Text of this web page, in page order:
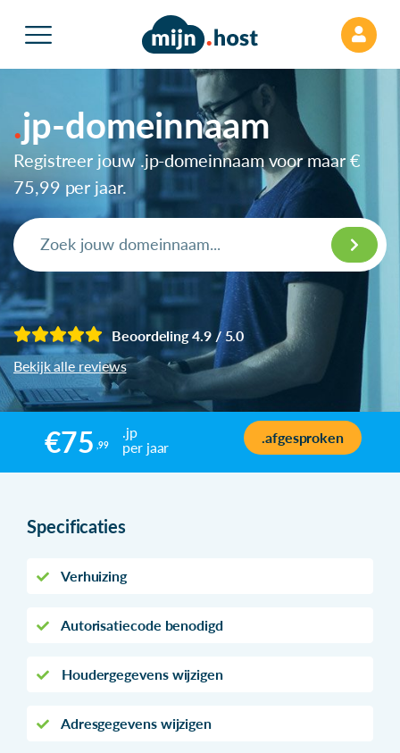
jp-domeinnaam
Registreer jouw .jp-domeinnaam voor maar €
75,99 per jaar.
Beoordeling 4.9 / 5.0
Bekijk alle reviews
€75 ,99
.jp
per jaar
.afgesproken
Specificaties
Verhuizing
Autorisatiecode benodigd
Houdergegevens wijzigen
Adresgegevens wijzigen